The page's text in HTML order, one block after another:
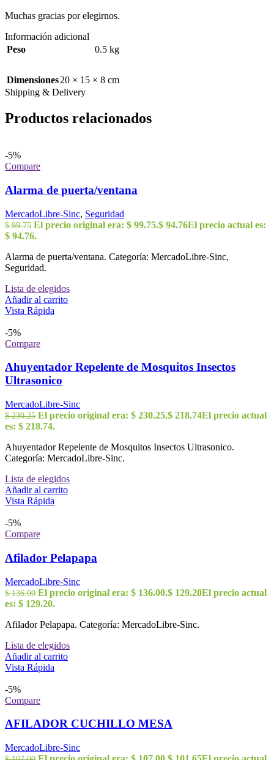
Muchas gracias por elegirnos.
Información adicional
Peso
0.5 kg
Dimensiones20 × 15 × 8 cm
Shipping & Delivery
Productos relacionados
-5%
Compare
Alarma de puerta/ventana
MercadoLibre-Sinc, Seguridad
$99.75 El precio original era: $ 99.75.$ 94.76El precio actual es:
$ 94.76.
Alarma de puerta/ventana. Categoría: MercadoLibre-Sinc,
Seguridad.
Lista de elegidos
Añadir al carrito
Vista Rápida
-5%
Compare
Ahuyentador Repelente de Mosquitos Insectos
Ultrasonico
MercadoLibre-Sinc
$230.25 El precio original era: $ 230.25.$ 218.74El precio actual
es: $ 218.74.
Ahuyentador Repelente de Mosquitos Insectos Ultrasonico.
Categoría: MercadoLibre-Sinc.
Lista de elegidos
Añadir al carrito
Vista Rápida
-5%
Compare
Afilador Pelapapa
MercadoLibre-Sinc
$136.00 El precio original era: $ 136.00.$ 129.20El precio actual
es: $ 129.20.
Afilador Pelapapa. Categoría: MercadoLibre-Sinc.
Lista de elegidos
Añadir al carrito
Vista Rápida
-5%
Compare
AFILADOR CUCHILLO MESA
MercadoLibre-Sinc